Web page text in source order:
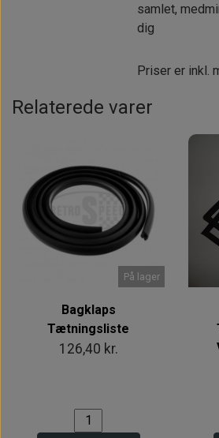
samlet,
dig
Priser er inkl.
Relaterede varer
På lager
Bagklaps
Tætningsliste
126,40 kr.